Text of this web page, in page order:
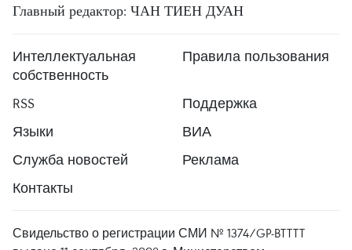
Главный редактор: ЧАН ТИЕН ДУАН
Интеллектуальная
собственность
Правила пользования
RSS
Поддержка
Языки
ВИА
Служба новостей
Реклама
Контакты
Свидельство о регистрации СМИ № 1374/GP-BTTTT